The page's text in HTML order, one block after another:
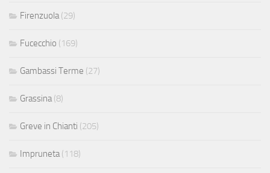
Firenzuola(29)
Fucecchio (169)
Gambassi Terme (27)
Grassina(8)
Greve in Chianti (205)
Impruneta(118)